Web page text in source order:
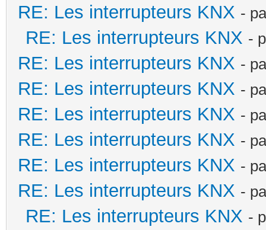
RE: Les interrupteurs KNX -
RE: Les interrupteurs KNX -
RE: Les interrupteurs KNX -
RE: Les interrupteurs KNX -
RE: Les interrupteurs KNX -
RE: Les interrupteurs KNX -
RE: Les interrupteurs KNX -
RE: Les interrupteurs KNX -
RE: Les interrupteurs KNX -